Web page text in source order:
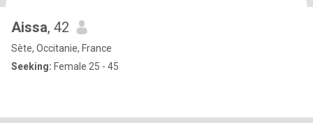
Aissa, 42
Sète, Occitanie, France
Seeking: Female 25 - 45